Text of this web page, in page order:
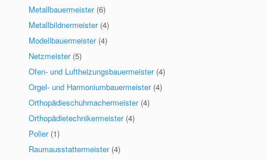
Metallbauermeister (6)
Metallbildnermeister (4)
Modellbauermeister (4)
Netzmeister (5)
Ofen- und Luftheizungsbauermeister (4)
Orgel- und Harmoniumbauermeister (4)
Orthopädieschuhmachermeister (4)
Orthopädietechnikermeister (4)
Polier (1)
Raumausstattermeister (4)